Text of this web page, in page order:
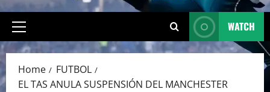
Primary
Menu
WATCH
Home
FUTBOL
EL TAS ANULA SUSPENSIÓN DEL MANCHESTER